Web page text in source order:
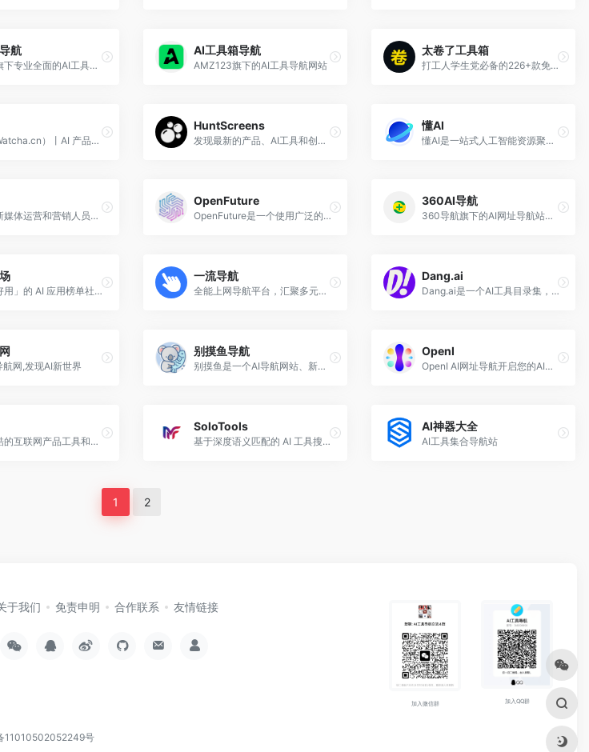
航
优设网旗下专业全面的AI工具导航
AI工具箱导航
AMZ123旗下的AI工具导航网站
太卷了工具箱
打工人学生党必备的226+款免费在线工具集合
观猹（Watcha.cn）丨AI 产品的大众点评
HuntScreens
发现最新的产品、AI工具和创业公司
懂AI
懂AI是一站式人工智能资源聚合平台，集合了众多AI工具
专门为新媒体运营和营销人员打造的工具网址导航
OpenFuture
OpenFuture是一个使用广泛的AI工具库
360AI导航
360导航旗下的AI网址导航站，精选互联网资源最全的AI人工智能网站
聚焦「好用」的 AI 应用榜单社区
一流导航
全能上网导航平台，汇聚多元优质资源与工具。
Dang.ai
Dang.ai是一个AI工具目录集，已收集超过5000+ AI工具
航网,发现AI新世界
别摸鱼导航
别摸鱼是一个AI导航网站、新媒体导航和设计导航
OpenI
OpenI AI网址导航开启您的AI时代
发现最酷的互联网产品工具和智能神器
SoloTools
基于深度语义匹配的 AI 工具搜索平台。告别传统标签，直接输入自然语言需求，精准连接 5000+ 全球优质 AI 应用。内置保姆级教程，让每位开发者与小白都能高
AI神器大全
AI工具集合导航站
1 2
于我们 免责申明 合作联系 友情链接
加入微信群 加入QQ群
11010502052249号